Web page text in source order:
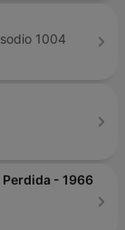
1004
Perdida - 1966